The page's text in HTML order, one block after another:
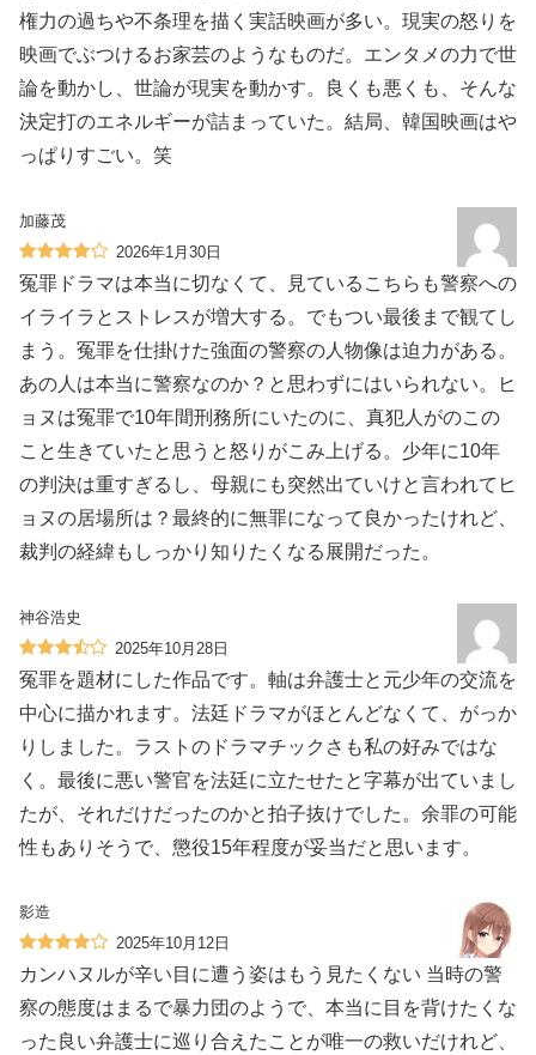
権力の過ちや不条理を描く実話映画が多い。現実の怒りを
映画でぶつけるお家芸のようなものだ。エンタメの力で世
論を動かし、世論が現実を動かす。良くも悪くも、そんな
決定打のエネルギーが詰まっていた。結局、韓国映画はや
っぱりすごい。笑
加藤茂
2026年1月30日
冤罪ドラマは本当に切なくて、見ているこちらも警察への
イライラとストレスが増大する。でもつい最後まで観てし
まう。冤罪を仕掛けた強面の警察の人物像は迫力がある。
あの人は本当に警察なのか？と思わずにはいられない。ヒ
ョヌは冤罪で10年間刑務所にいたのに、真犯人がのこの
こと生きていたと思うと怒りがこみ上げる。少年に10年
の判決は重すぎるし、母親にも突然出ていけと言われてヒ
ョヌの居場所は？最終的に無罪になって良かったけれど、
裁判の経緯もしっかり知りたくなる展開だった。
神谷浩史
2025年10月28日
冤罪を題材にした作品です。軸は弁護士と元少年の交流を
中心に描かれます。法廷ドラマがほとんどなくて、がっか
りしました。ラストのドラマチックさも私の好みではな
く。最後に悪い警官を法廷に立たせたと字幕が出ていまし
たが、それだけだったのかと拍子抜けでした。余罪の可能
性もありそうで、懲役15年程度が妥当だと思います。
影造
2025年10月12日
カンハヌルが辛い目に遭う姿はもう見たくない 当時の警
察の態度はまるで暴力団のようで、本当に目を背けたくな
った良い弁護士に巡り合えたことが唯一の救いだけれど、